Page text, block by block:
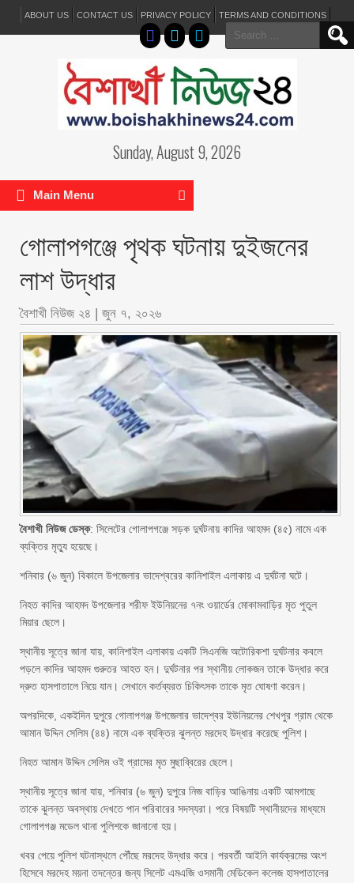
ABOUT US CONTACT US PRIVACY POLICY TERMS AND CONDITIONS
Search
for:
Sunday, August 9, 2026
Main Menu
গোলাপগঞ্জে পৃথক ঘটনায় দুইজনের
লাশ উদ্ধার
বৈশাখী নিউজ ২৪ | জুন ৭, ২০২৬
বৈশাখী নিউজ ডেস্ক: সিলেটের গোলাপগঞ্জে সড়ক দুর্ঘটনায় কাদির আহমদ (৪৫) নামে এক
ব্যক্তির মৃত্যু হয়েছে।
শনিবার (৬ জুন) বিকালে উপজেলার ভাদেশ্বরের কানিশাইল এলাকায় এ দুর্ঘটনা ঘটে।
নিহত কাদির আহমদ উপজেলার শরীফ ইউনিয়নের ৭নং ওয়ার্ডের মোকামবাড়ির মৃত পুতুল
মিয়ার ছেলে।
স্থানীয় সূত্রে জানা যায়, কানিশাইল এলাকায় একটি সিএনজি অটোরিকশা দুর্ঘটনার কবলে
পড়লে কাদির আহমদ গুরুতর আহত হন। দুর্ঘটনার পর স্থানীয় লোকজন তাকে উদ্ধার করে
দ্রুত হাসপাতালে নিয়ে যান। সেখানে কর্তব্যরত চিকিৎসক তাকে মৃত ঘোষণা করেন।
অপরদিকে, একইদিন দুপুরে গোলাপগঞ্জ উপজেলার ভাদেশ্বর ইউনিয়নের শেখপুর গ্রাম থেকে
আমান উদ্দিন সেলিম (৪৪) নামে এক ব্যক্তির ঝুলন্ত মরদেহ উদ্ধার করেছে পুলিশ।
নিহত আমান উদ্দিন সেলিম ওই গ্রামের মৃত মুছাব্বিরের ছেলে।
স্থানীয় সূত্রে জানা যায়, শনিবার (৬ জুন) দুপুরে নিজ বাড়ির আঙিনায় একটি আমগাছে
তাকে ঝুলন্ত অবস্থায় দেখতে পান পরিবারের সদস্যরা। পরে বিষয়টি স্থানীয়দের মাধ্যমে
গোলাপগঞ্জ মডেল থানা পুলিশকে জানানো হয়।
খবর পেয়ে পুলিশ ঘটনাস্থলে পৌঁছে মরদেহ উদ্ধার করে। পরবর্তী আইনি কার্যক্রমের অংশ
হিসেবে মরদেহ ময়না তদন্তের জন্য সিলেট এমএজি ওসমানী মেডিকেল কলেজ হাসপাতালের